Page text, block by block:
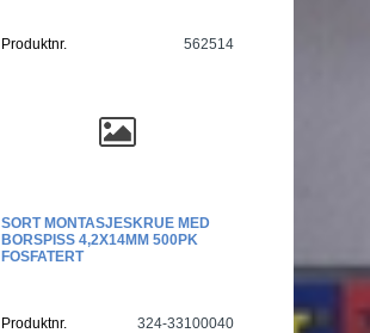
Produktnr. 562514
SORT MONTASJESKRUE MED
BORSPISS 4,2X14MM 500PK
FOSFATERT
Produktnr. 324-33100040